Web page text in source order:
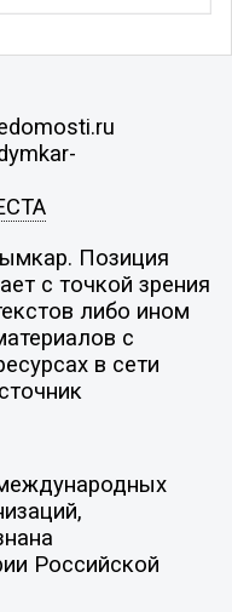
Позиция
с точкой зрения
либо ином
с
в сети
Российской